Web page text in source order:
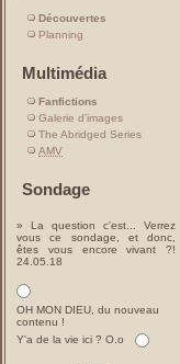
Découvertes
Planning
Multimédia
Fanfictions
Galerie d'images
The Abridged Series
AMV
Sondage
» La question c'est... Verrez
vous ce sondage, et donc,
êtes vous encore vivant ?!
24.05.18
OH MON DIEU, du nouveau
contenu !
Y'a de la vie ici ? O.o